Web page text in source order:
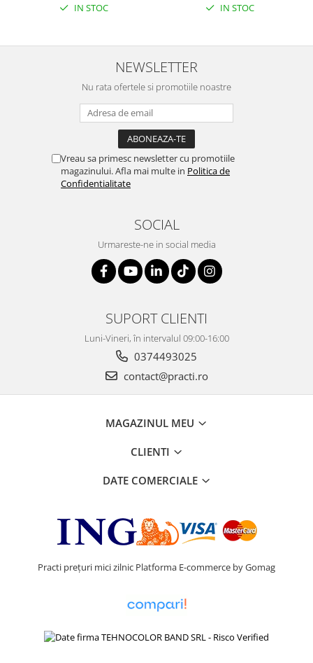
IN STOC IN STOC
NEWSLETTER
Nu rata ofertele si promotiile noastre
Vreau sa primesc newsletter cu promotiile
magazinului. Afla mai multe in Politica de
Confidentialitate
SOCIAL
Urmareste-ne in social media
SUPORT CLIENTI
Luni-Vineri, în intervalul 09:00-16:00
0374493025
contact@practi.ro
MAGAZINUL MEU
CLIENTI
DATE COMERCIALE
Practi prețuri mici zilnic Platforma E-commerce by Gomag